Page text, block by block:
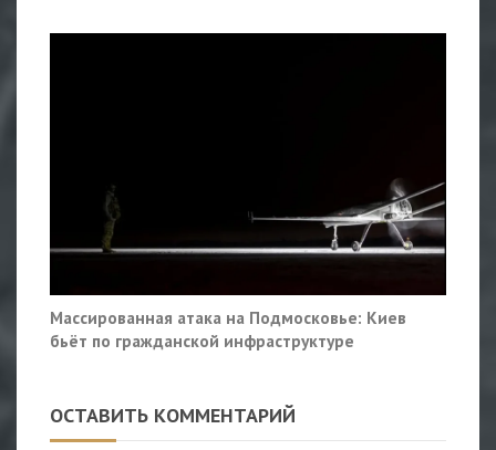
Массированная атака на Подмосковье: Киев
бьёт по гражданской инфраструктуре
ОСТАВИТЬ КОММЕНТАРИЙ